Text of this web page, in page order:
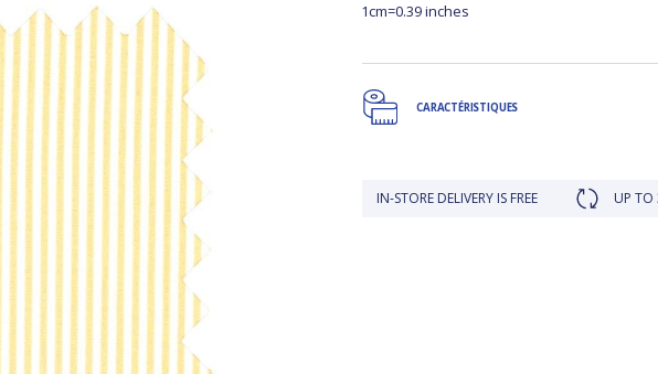
1cm=0.39 inches
CARACTÉRISTIQUES
IN-STORE DELIVERY IS FREE UP TO 30 DAYS TO